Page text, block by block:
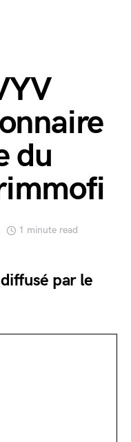
du
1 minute read
par le